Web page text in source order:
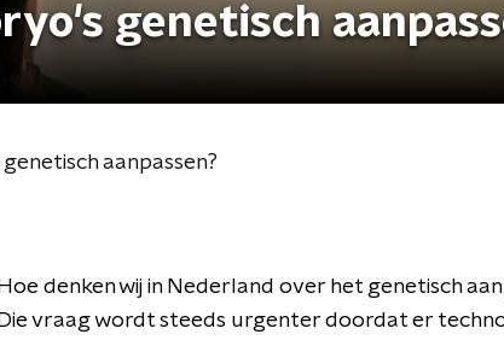
genetisch
aanpassen?
Hoe denken wij in Nederland over het genetisch
Die vraag wordt steeds urgenter doordat er